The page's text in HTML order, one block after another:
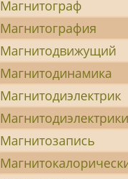
Магнитограф
Магнитография
Магнитодвижущий
Магнитодинамика
Магнитодиэлектрик
Магнитодиэлектрики
Магнитозапись